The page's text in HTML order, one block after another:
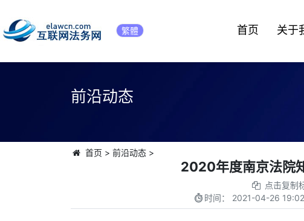
繁體 首页 关于
前沿动态
首页 > 前沿动态>
2020年度南京法院
点击复制
时间： 2021-04-26